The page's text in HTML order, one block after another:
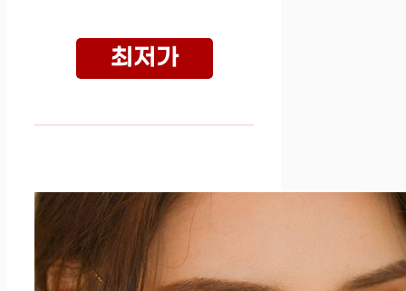
최저가